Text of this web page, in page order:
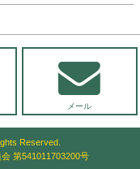
メール
Reserved.
第541011703200号